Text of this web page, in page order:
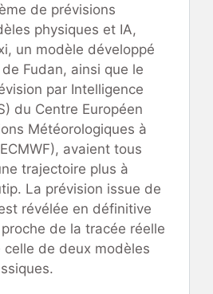
de prévisions
physiques et IA,
un modèle développé
de Fudan, ainsi que le
par Intelligence
du Centre Européen
Météorologiques à
avaient tous
trajectoire plus à
La prévision issue de
révélée en définitive
de la tracée réelle
celle de deux modèles